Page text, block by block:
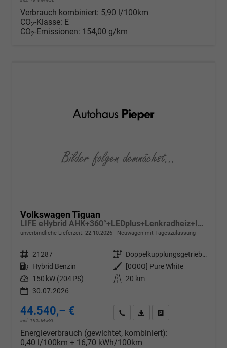
Verbrauch kombiniert: 5,90 l/100km
CO2-Klasse: E
CO2-Emissionen: 154,00 g/km
Volkswagen Tiguan
LIFE eHybrid AHK+360°+LEDplus+Lenkradheiz+IQ.Drive+ACC+AppConnect+eHeck
unverbindliche Lieferzeit: 22.10.2026 Neuwagen mit Tageszulassung
Fahrzeugnr. 21287 Getriebe
Doppelkupplungsgetriebe (DSG)
Kraftstoff Hybrid Benzin Außenfarbe
[0Q0Q] Pure White
Leistung 150 kW (204 PS) Kilometerstand
20 km
30.07.2026
44.540,– €
incl. 19% MwSt.
Wir rufen Sie anPDF-Datei, Fahrzeugexposé
Energieverbrauch (gewichtet, kombiniert):
0,40 l/100km + 16,70 kWh/100km